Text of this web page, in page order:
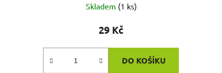
Skladem (1 ks)
29 Kč
DO KOŠÍKU